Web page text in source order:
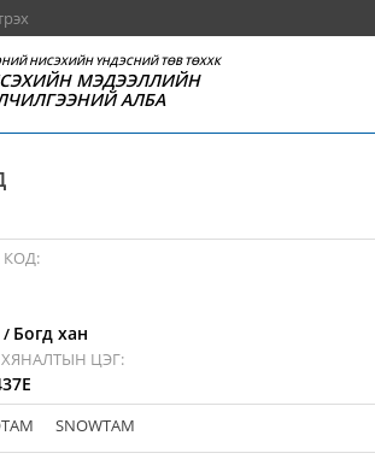
НИСЭХИЙН ҮНДЭСНИЙ ТӨВ ТӨХХК
МЭДЭЭЛЛИЙН
АЛБА
/ Богд хан
ЦЭГ:
SNOWTAM